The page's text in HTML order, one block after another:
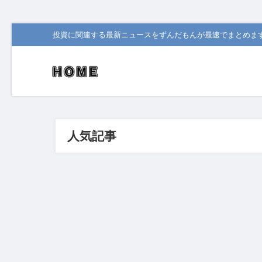
投資に関連する最新ニュースをずんだもんが最速でまとめま
人気記事